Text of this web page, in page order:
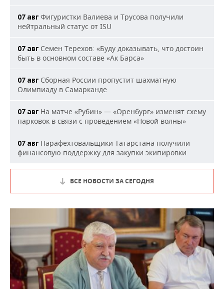
07 авг Фигуристки Валиева и Трусова получили
нейтральный статус от ISU
07 авг Семен Терехов: «Буду доказывать, что достоин
быть в основном составе «Ак Барса»
07 авг Сборная России пропустит шахматную
Олимпиаду в Самарканде
07 авг На матче «Рубин» — «Оренбург» изменят схему
парковок в связи с проведением «Новой волны»
07 авг Парафехтовальщики Татарстана получили
финансовую поддержку для закупки экипировки
ВСЕ НОВОСТИ ЗА СЕГОДНЯ